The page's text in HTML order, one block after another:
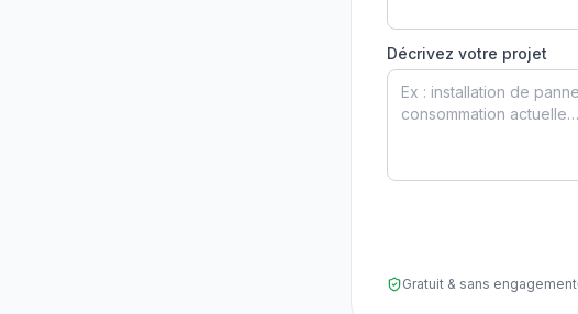
Décrivez votre projet
Gratuit & sans engagement